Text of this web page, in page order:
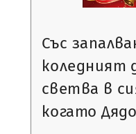
Със
коледният
светва в
когато